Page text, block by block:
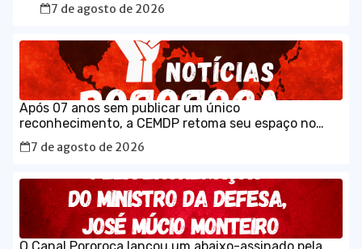
7 de agosto de 2026
Após 07 anos sem publicar um único
reconhecimento, a CEMDP retoma seu espaço no
Diário Ofical da União, com o caso histórico de JK.
7 de agosto de 2026